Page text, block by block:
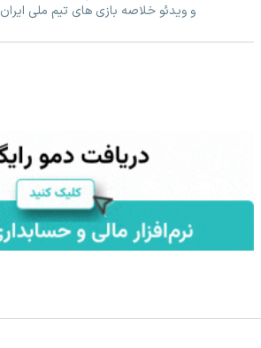
و ویدئو خلاصه بازی های تیم ملی ایران